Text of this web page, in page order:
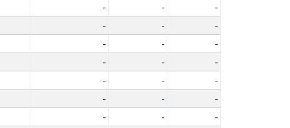
- -
-
- -
-
- -
-
- -
-
- -
-
- -
-
- -
-